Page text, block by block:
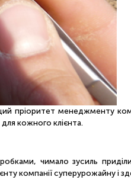
пріоритет менеджменту
кожного клієнта.
чимало зусиль
компанії суперурожайну і